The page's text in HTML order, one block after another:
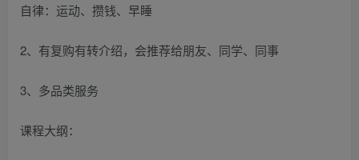
自律：运动、攒钱、早睡
2、有复购有转介绍，会推荐给朋友、同学、同事
3、多品类服务
课程大纲：